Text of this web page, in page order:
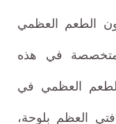
الطعم العظمي
متخصصة في هذه
الطعم العظمي في
العظم بلوحة،